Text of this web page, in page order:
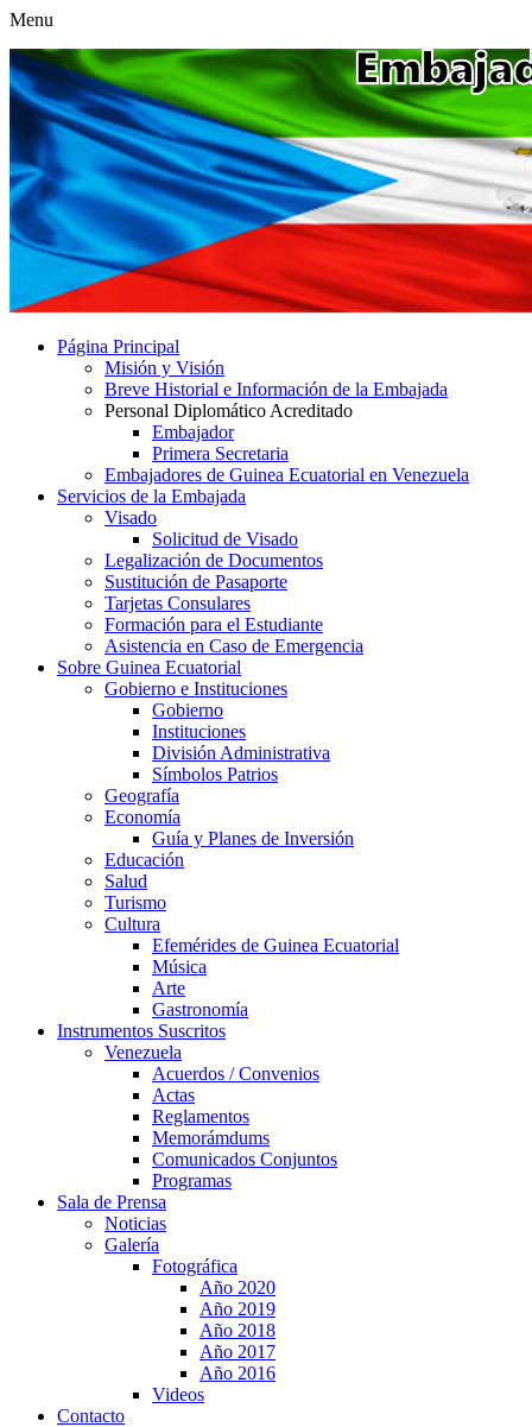
Menu
Página Principal
Misión y Visión
Breve Historial e Información de la Embajada
Personal Diplomático Acreditado
Embajador
Primera Secretaria
Embajadores de Guinea Ecuatorial en Venezuela
Servicios de la Embajada
Visado
Solicitud de Visado
Legalización de Documentos
Sustitución de Pasaporte
Tarjetas Consulares
Formación para el Estudiante
Asistencia en Caso de Emergencia
Sobre Guinea Ecuatorial
Gobierno e Instituciones
Gobierno
Instituciones
División Administrativa
Símbolos Patrios
Geografía
Economía
Guía y Planes de Inversión
Educación
Salud
Turismo
Cultura
Efemérides de Guinea Ecuatorial
Música
Arte
Gastronomía
Instrumentos Suscritos
Venezuela
Acuerdos / Convenios
Actas
Reglamentos
Memorámdums
Comunicados Conjuntos
Programas
Sala de Prensa
Noticias
Galería
Fotográfica
Año 2020
Año 2019
Año 2018
Año 2017
Año 2016
Videos
Contacto